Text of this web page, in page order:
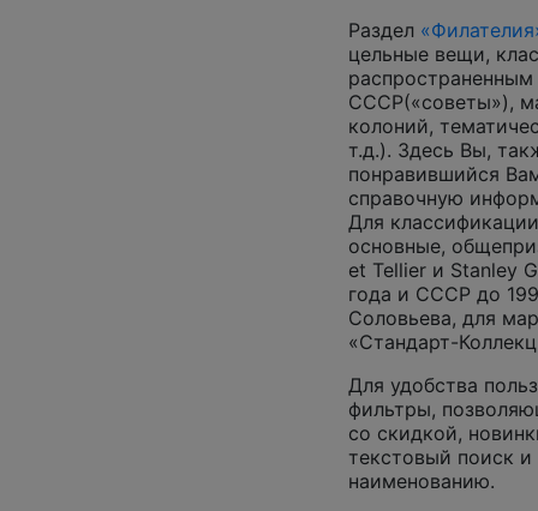
Раздел
цельные вещи,
СССР(«советы»),
колоний,
т.д.). Здесь Вы,
понравившийся
справочную
Для
основные,
et Tellier и Stanley
года и СССР до
Соловьева, для
«Стандарт-
Для удобства
фильтры,
со скидкой,
текстовый поиск
наименованию.